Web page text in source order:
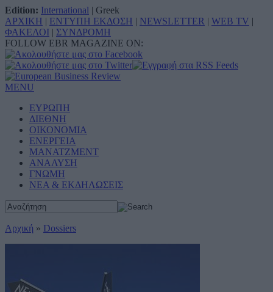
Edition: International | Greek
ΑΡΧΙΚΗ | ΕΝΤΥΠΗ ΕΚΔΟΣΗ | NEWSLETTER | WEB TV |
ΦΑΚΕΛΟΙ | ΣΥΝΔΡΟΜΗ
FOLLOW EBR MAGAZINE ON:
MENU
ΕΥΡΩΠΗ
ΔΙΕΘΝΗ
ΟΙΚΟΝΟΜΙΑ
ΕΝΕΡΓΕΙΑ
ΜΑΝΑΤΖΜΕΝΤ
ΑΝΑΛΥΣΗ
ΓΝΩΜΗ
ΝΕΑ & ΕΚΔΗΛΩΣΕΙΣ
Αρχική » Dossiers